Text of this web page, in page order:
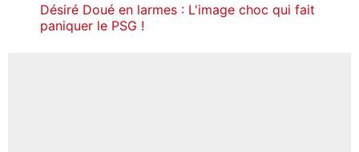
Désiré Doué en larmes : L'image choc qui fait
paniquer le PSG !